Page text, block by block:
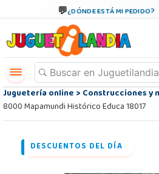
¿DÓNDE ESTÁ MI PEDIDO?
Juguetería online>Construcciones y
8000 Mapamundi Histórico Educa 18017
DESCUENTOS DEL DÍA